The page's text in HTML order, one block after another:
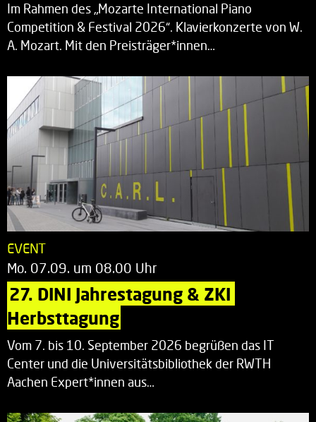
Im Rahmen des „Mozarte International Piano
Competition & Festival 2026“. Klavierkonzerte von W.
A. Mozart. Mit den Preisträger*innen…
EVENT
Mo. 07.09. um 08.00 Uhr
27. DINI Jahrestagung & ZKI
Herbsttagung
Vom 7. bis 10. September 2026 begrüßen das IT
Center und die Universitätsbibliothek der RWTH
Aachen Expert*innen aus…